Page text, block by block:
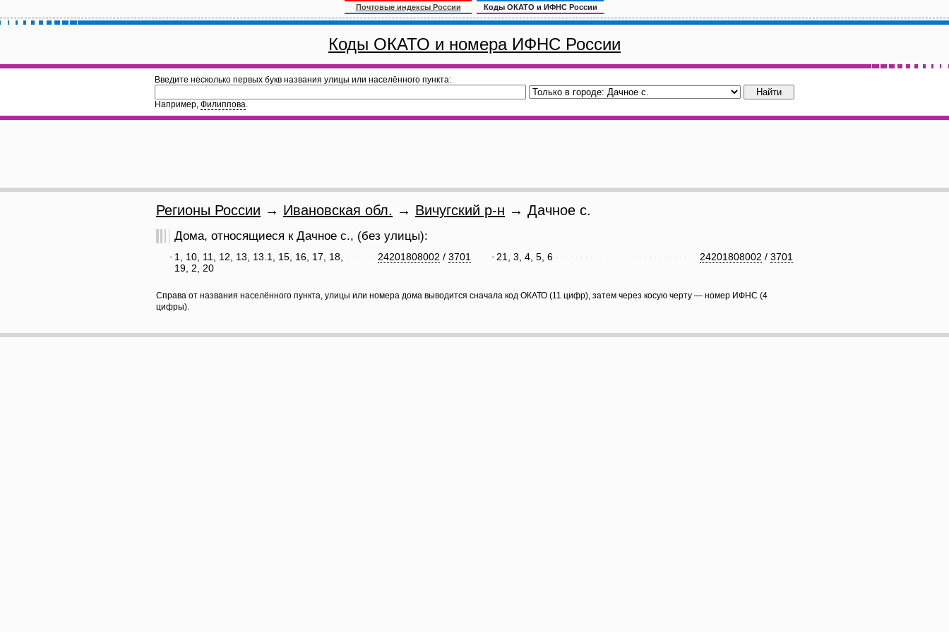
Почтовые индексы России Коды ОКАТО и ИФНС России
Коды ОКАТО и номера ИФНС России
Введите несколько первых букв названия улицы или населённого пункта:
Например, Филиппова.
Регионы России → Ивановская обл. → Вичугский р-н → Дачное с.
Дома, относящиеся к Дачное с., (без улицы):
24201808002 / 3701
1, 10, 11, 12, 13, 13.1, 15, 16, 17, 18,
19, 2, 20
24201808002 / 3701
21, 3, 4, 5, 6
Справа от названия населённого пункта, улицы или номера дома выводится сначала код ОКАТО (11 цифр), затем через косую черту — номер ИФНС (4
цифры).